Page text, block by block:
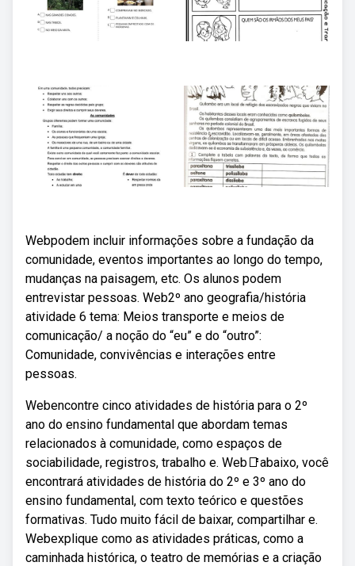
Webpodem incluir informações sobre a fundação da
comunidade, eventos importantes ao longo do tempo,
mudanças na paisagem, etc. Os alunos podem
entrevistar pessoas. Web2º ano geografia/história
atividade 6 tema: Meios transporte e meios de
comunicação/ a noção do “eu” e do “outro”:
Comunidade, convivências e interações entre
pessoas.
Webencontre cinco atividades de história para o 2º
ano do ensino fundamental que abordam temas
relacionados à comunidade, como espaços de
sociabilidade, registros, trabalho e. Web📑abaixo, você
encontrará atividades de história do 2º e 3º ano do
ensino fundamental, com texto teórico e questões
formativas. Tudo muito fácil de baixar, compartilhar e.
Webexplique como as atividades práticas, como a
caminhada histórica, o teatro de memórias e a criação